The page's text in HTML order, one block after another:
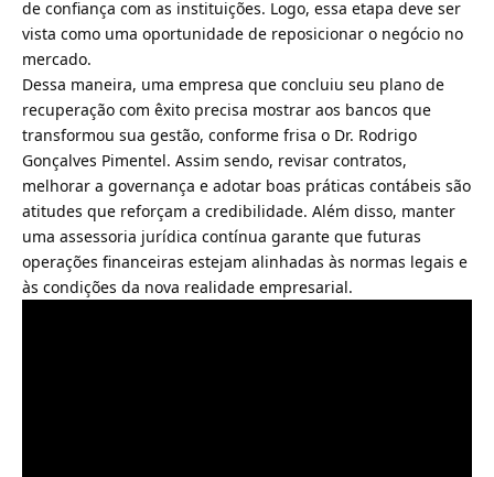
de confiança com as instituições. Logo, essa etapa deve ser
vista como uma oportunidade de reposicionar o negócio no
mercado.
Dessa maneira, uma empresa que concluiu seu plano de
recuperação com êxito precisa mostrar aos bancos que
transformou sua gestão, conforme frisa o Dr. Rodrigo
Gonçalves Pimentel. Assim sendo, revisar contratos,
melhorar a governança e adotar boas práticas contábeis são
atitudes que reforçam a credibilidade. Além disso, manter
uma assessoria jurídica contínua garante que futuras
operações financeiras estejam alinhadas às normas legais e
às condições da nova realidade empresarial.